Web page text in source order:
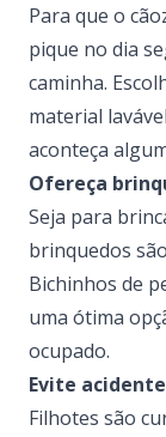
Para que o
pique no dia
caminha.
material
aconteça
Ofereça
Seja para
brinquedos
Bichinhos de
uma ótima
ocupado.
Evite
Filhotes são